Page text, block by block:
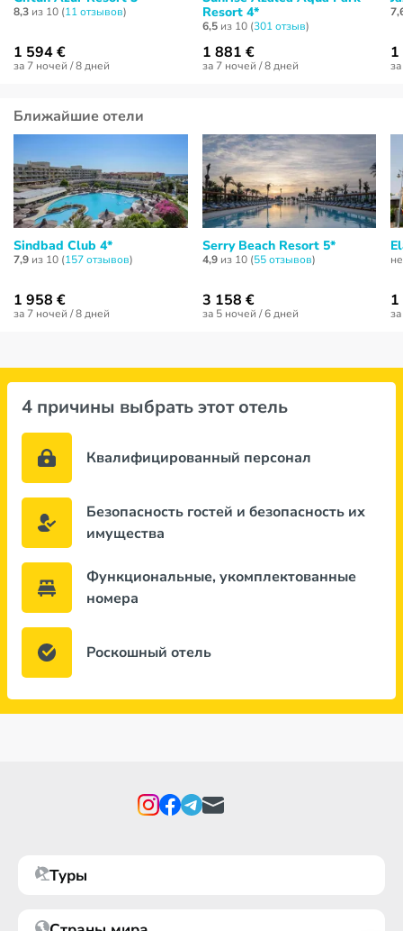
8,3 из 10 (11 отзывов)
1 594 €
за 7 ночей / 8 дней
Resort 4*
6,5из 10 (301 отзыв)
1 881 €
за 7 ночей / 8 дней
Ближайшие отели
Sindbad Club 4*
7,9 из 10 (157 отзывов)
1 958 €
за 7 ночей / 8 дней
Serry Beach Resort 5*
4,9из 10 (55 отзывов)
3 158 €
за 5 ночей / 6 дней
4 причины выбрать этот отель
Квалифицированный персонал
Безопасность гостей и безопасность их
имущества
Функциональные, укомплектованные
номера
Роскошный отель
Туры